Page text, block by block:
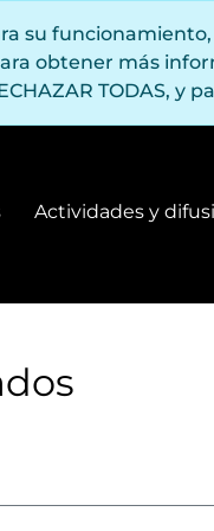
su
obtener más
TODAS,
Actividades y